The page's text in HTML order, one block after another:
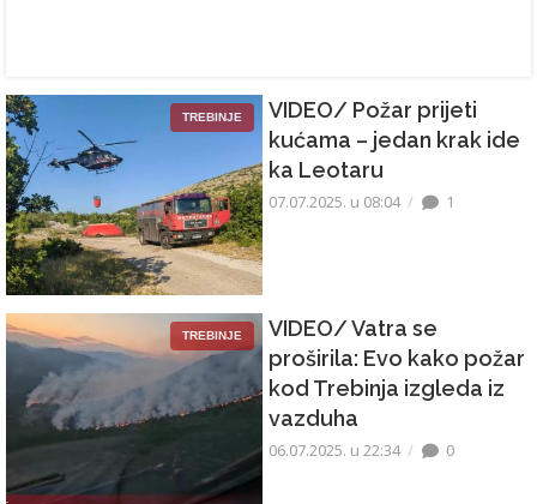
TREBINJE
VIDEO/ Požar prijeti
kućama – jedan krak ide
ka Leotaru
07.07.2025. u 08:04 1
TREBINJE
VIDEO/ Vatra se
proširila: Evo kako požar
kod Trebinja izgleda iz
vazduha
06.07.2025. u 22:34 0